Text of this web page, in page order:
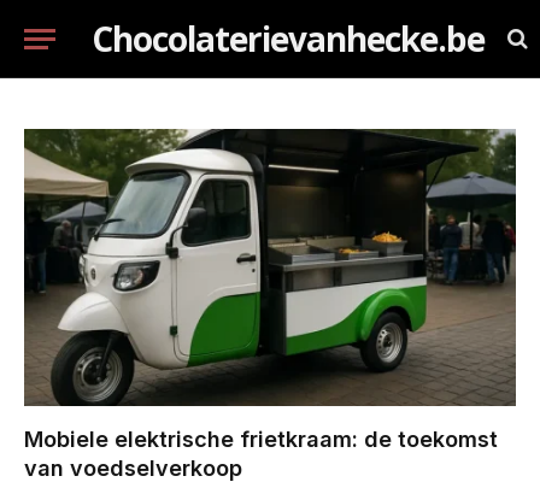
Chocolaterievanhecke.be
Mobiele elektrische frietkraam: de toekomst
van voedselverkoop